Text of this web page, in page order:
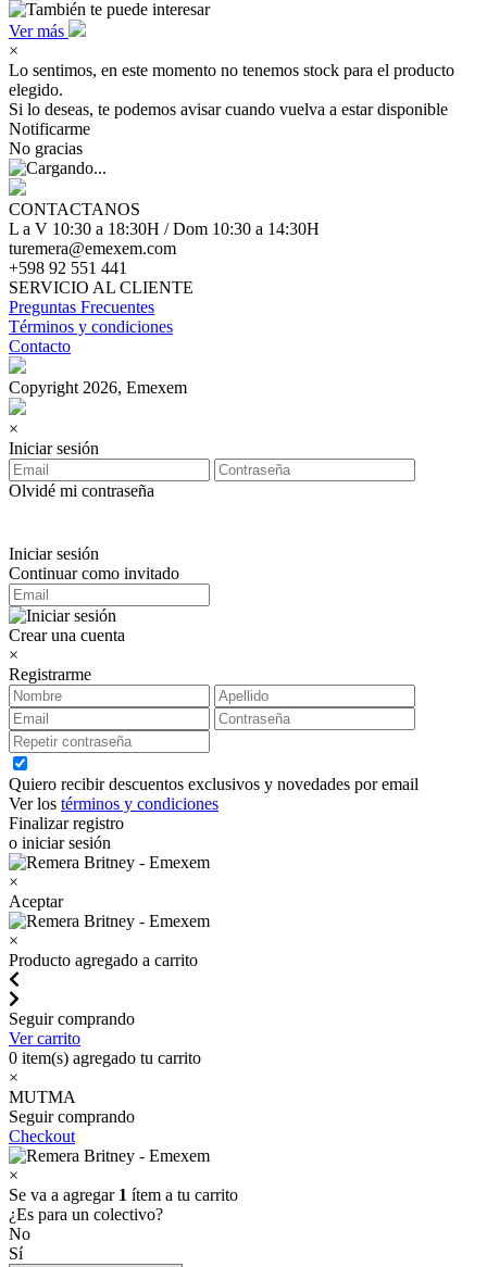
Ver más
×
Lo sentimos, en este momento no tenemos stock para el producto
elegido.
Si lo deseas, te podemos avisar cuando vuelva a estar disponible
Notificarme
No gracias
CONTACTANOS
L a V 10:30 a 18:30H / Dom 10:30 a 14:30H
turemera@emexem.com
+598 92 551 441
SERVICIO AL CLIENTE
Preguntas Frecuentes
Términos y condiciones
Contacto
Copyright 2026, Emexem
×
Iniciar sesión
Olvidé mi contraseña
Iniciar sesión
Continuar como invitado
Crear una cuenta
×
Registrarme
Quiero recibir descuentos exclusivos y novedades por email
Ver los términos y condiciones
Finalizar registro
o iniciar sesión
×
Aceptar
×
Producto agregado a carrito
Seguir comprando
Ver carrito
0 item(s) agregado tu carrito
×
MUTMA
Seguir comprando
Checkout
×
Se va a agregar 1 ítem a tu carrito
¿Es para un colectivo?
No
Sí